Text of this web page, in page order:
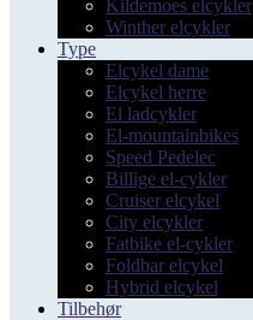
Kildemoes elcykler
Winther elcykler
Type
Elcykel dame
Elcykel herre
El ladcykler
El-mountainbikes
Speed Pedelec
Billige el-cykler
Cruiser elcykel
City elcykler
Fatbike el-cykler
Foldbar elcykel
Hybrid elcykel
Tilbehør